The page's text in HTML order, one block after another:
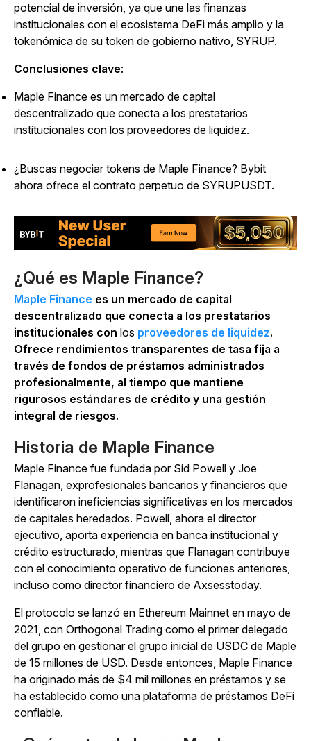
potencial de inversión, ya que une las finanzas
institucionales con el ecosistema DeFi más amplio y la
tokenómica de su token de gobierno nativo, SYRUP.
Conclusiones clave:
Maple Finance es un mercado de capital
descentralizado que conecta a los prestatarios
institucionales con los proveedores de liquidez.
¿Buscas negociar tokens de Maple Finance? Bybit
ahora ofrece el contrato perpetuo de SYRUPUSDT.
¿Qué es Maple Finance?
Maple Finance es un mercado de capital
descentralizado que conecta a los prestatarios
institucionales con los proveedores de liquidez.
Ofrece rendimientos transparentes de tasa fija a
través de fondos de préstamos administrados
profesionalmente, al tiempo que mantiene
rigurosos estándares de crédito y una gestión
integral de riesgos.
Historia de Maple Finance
Maple Finance fue fundada por Sid Powell y Joe
Flanagan, exprofesionales bancarios y financieros que
identificaron ineficiencias significativas en los mercados
de capitales heredados. Powell, ahora el director
ejecutivo, aporta experiencia en banca institucional y
crédito estructurado, mientras que Flanagan contribuye
con el conocimiento operativo de funciones anteriores,
incluso como director financiero de Axsesstoday.
El protocolo se lanzó en Ethereum Mainnet en mayo de
2021, con Orthogonal Trading como el primer delegado
del grupo en gestionar el grupo inicial de USDC de Maple
de 15 millones de USD. Desde entonces, Maple Finance
ha originado más de $4 mil millones en préstamos y se
ha establecido como una plataforma de préstamos DeFi
confiable.